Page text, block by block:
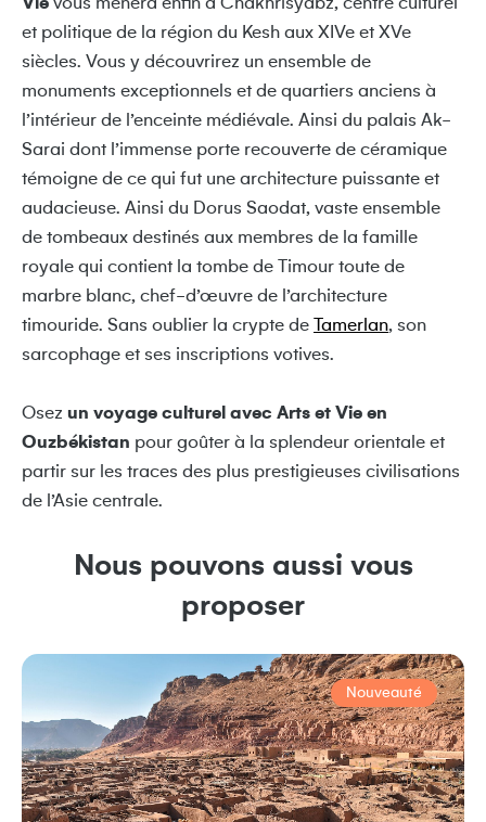
et politique de la région du Kesh aux XIVe et XVe
siècles. Vous y découvrirez un ensemble de
monuments exceptionnels et de quartiers anciens à
l’intérieur de l’enceinte médiévale. Ainsi du palais Ak-
Sarai dont l’immense porte recouverte de céramique
témoigne de ce qui fut une architecture puissante et
audacieuse. Ainsi du Dorus Saodat, vaste ensemble
de tombeaux destinés aux membres de la famille
royale qui contient la tombe de Timour toute de
marbre blanc, chef-d’œuvre de l’architecture
timouride. Sans oublier la crypte de Tamerlan, son
sarcophage et ses inscriptions votives.
Osez un voyage culturel avec Arts et Vie en
Ouzbékistan pour goûter à la splendeur orientale et
partir sur les traces des plus prestigieuses civilisations
de l’Asie centrale.
Nous pouvons aussi vous
proposer
Nouveauté